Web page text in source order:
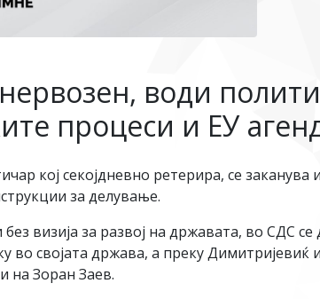
води
процеси и ЕУ
кој секојдневно ретерира, се заканува
за делување.
визија за развој на државата, во СДС
својата држава, а преку Димитријевиќ
на Зоран Заев.